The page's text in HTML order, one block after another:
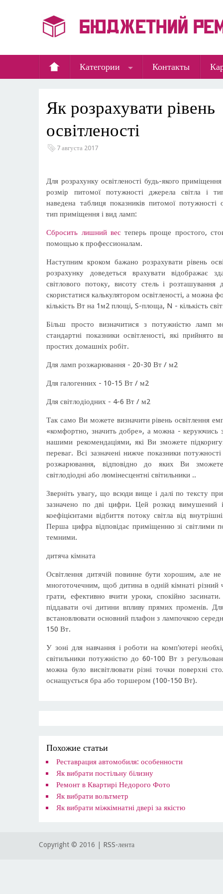
Категории Контакты
Як розрахувати рівень
освітленості
7 августа 2017
Для розрахунку освітленості будь-якого
розмір питомої потужності джерела світла і
наведена таблиця показників питомої потужності
тип приміщення і вид ламп:
Сбросить лишний вес теперь проще простого,
помощью к профессионалам.
Наступним кроком бажано розрахувати рівень
розрахунку доведеться врахувати відображає
світлового потоку, висоту стель і розташування
скористатися калькулятором освітленості, а
кількість Вт на 1м2 площі, S-площа, N - кількість
Більш просто визначитися з потужністю ламп
стандартні показники освітленості, які прийнято
простих домашніх робіт.
Для ламп розжарювання - 20-30 Вт / м2
Для галогенних - 10-15 Вт / м2
Для світлодіодних - 4-6 Вт / м2
Так само Ви можете визначити рівень освітлення
«комфортно, значить добре», а можна - керуючись
нашими рекомендаціями, які Ви зможете
переваг. Всі зазначені нижче показники
розжарювання, відповідно до яких Ви зможете
світлодіодні або люмінесцентні світильники ..
Зверніть увагу, що всюди вище і далі по тексту при
зазначено по дві цифри. Цей розкид вимушений
коефіцієнтами відбиття потоку світла від
Перша цифра відповідає приміщенню зі світлими
темними.
дитяча кімната
Освітлення дитячій повинне бути хорошим, але
многоточечним, щоб дитина в одній кімнаті різний
грати, ефективно вчити уроки, спокійно
піддавати очі дитини впливу прямих променів.
встановлювати основний плафон з лампочкою
150 Вт.
У зоні для навчання і роботи на комп'ютері
світильники потужністю до 60-100 Вт з
можна було висвітлювати різні точки поверхні
оснащується бра або торшером (100-150 Вт).
Похожие статьи
Реставрация автомобиля: особенности
Як вибрати постільну білизну
Ремонт в Квартирі Недорого Фото
Як вибрати вольтметр
Як вибрати міжкімнатні двері за якістю
Copyright © 2016 | RSS-лента